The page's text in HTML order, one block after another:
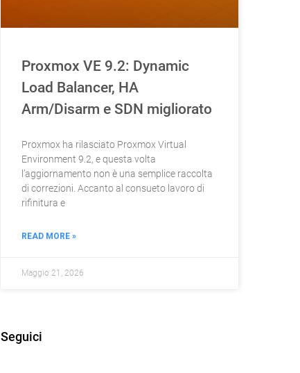
Proxmox VE 9.2: Dynamic
Load Balancer, HA
Arm/Disarm e SDN migliorato
Proxmox ha rilasciato Proxmox Virtual
Environment 9.2, e questa volta
l’aggiornamento non è una semplice raccolta
di correzioni. Accanto al consueto lavoro di
rifinitura e
READ MORE »
Maggio 21, 2026
Seguici